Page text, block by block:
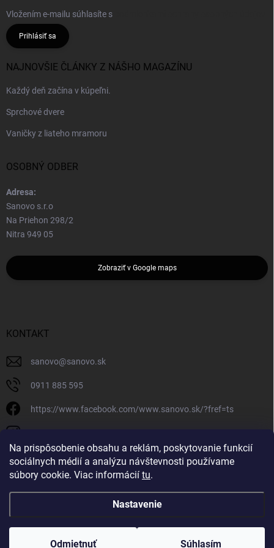
Na prispôsobenie obsahu a reklám, poskytovanie funkcií
sociálnych médií a analýzu návštevnosti používame
súbory cookie. Viac informácií tu.
Nastavenie
Odmietnuť Súhlasím
Vložením e-mailu súhlasíte s
Prihlásiť sa
NAJNOVŠIE ČLÁNKY Z NÁŠHO MAGAZÍNU
Každý deň začína v kúpeľni.
Sprchové dvere
Vaničky z liateho mramoru
OSOBNÝ ODBER
Adresa:
Sanovo s.r.o
Na Priehon 298/2
Nitra 949 05
Zobraziť v Google maps
KONTAKT
sanovo@sanovo.sk
0911 885 595
https://www.facebook.com/www.sanovo.sk/?fref=ts
Copyright 2026Sanovo.sk. Všetky práva vyhradené. | Upraviť nastavenie